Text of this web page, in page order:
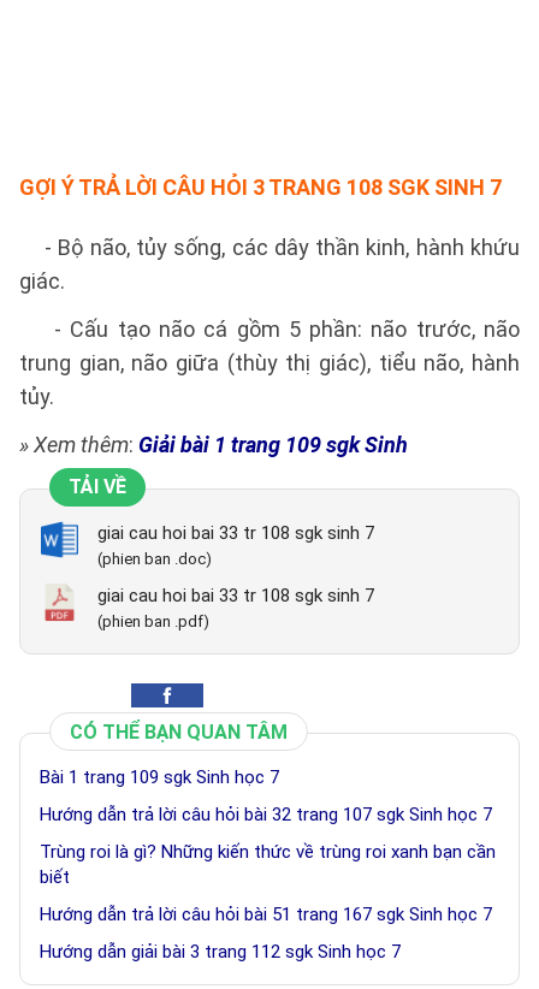
GỢI Ý TRẢ LỜI CÂU HỎI 3 TRANG 108 SGK SINH 7
- Bộ não, tủy sống, các dây thần kinh, hành khứu
giác.
- Cấu tạo não cá gồm 5 phần: não trước, não
trung gian, não giữa (thùy thị giác), tiểu não, hành
tủy.
» Xem thêm: Giải bài 1 trang 109 sgk Sinh
TẢI VỀ
giai cau hoi bai 33 tr 108 sgk sinh 7
(phien ban .doc)
giai cau hoi bai 33 tr 108 sgk sinh 7
(phien ban .pdf)
CÓ THỂ BẠN QUAN TÂM
Bài 1 trang 109 sgk Sinh học 7
Hướng dẫn trả lời câu hỏi bài 32 trang 107 sgk Sinh học 7
Trùng roi là gì? Những kiến thức về trùng roi xanh bạn cần
biết
Hướng dẫn trả lời câu hỏi bài 51 trang 167 sgk Sinh học 7
Hướng dẫn giải bài 3 trang 112 sgk Sinh học 7